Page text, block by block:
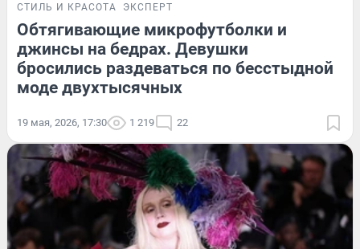
СТИЛЬ И КРАСОТА ЭКСПЕРТ
Обтягивающие микрофутболки и
джинсы на бедрах. Девушки
бросились раздеваться по бесстыдной
моде двухтысячных
19 мая, 2026, 17:30 1 219 22